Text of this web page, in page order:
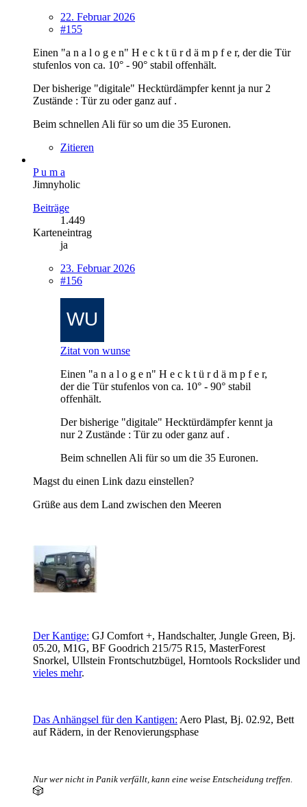
22. Februar 2026
#155
Einen "a n a l o g e n" H e c k t ü r d ä m p f e r, der die Tür
stufenlos von ca. 10° - 90° stabil offenhält.
Der bisherige "digitale" Hecktürdämpfer kennt ja nur 2
Zustände : Tür zu oder ganz auf .
Beim schnellen Ali für so um die 35 Euronen.
Zitieren
P u m a
Jimnyholic
Beiträge
1.449
Karteneintrag
ja
23. Februar 2026
#156
Zitat von wunse
Einen "a n a l o g e n" H e c k t ü r d ä m p f e r,
der die Tür stufenlos von ca. 10° - 90° stabil
offenhält.
Der bisherige "digitale" Hecktürdämpfer kennt ja
nur 2 Zustände : Tür zu oder ganz auf .
Beim schnellen Ali für so um die 35 Euronen.
Magst du einen Link dazu einstellen?
Grüße aus dem Land zwischen den Meeren
Der Kantige: GJ Comfort +, Handschalter, Jungle Green, Bj.
05.20, M1G, BF Goodrich 215/75 R15, MasterForest
Snorkel, Ullstein Frontschutzbügel, Horntools Rockslider und
vieles mehr.
Das Anhängsel für den Kantigen: Aero Plast, Bj. 02.92, Bett
auf Rädern, in der Renovierungsphase
Nur wer nicht in Panik verfällt, kann eine weise Entscheidung treffen.
🎲